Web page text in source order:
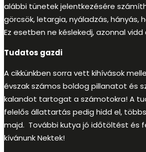
alábbi tünetek jelentkezésére
görcsök, letargia, nyáladzás, hányás,
Ez esetben ne késlekedj, azonnal
Tudatos gazdi
A cikkünkben sorra vett kihívások
évszak számos boldog pillanatot és
kalandot tartogat a számotokra! A
felelős állattartás pedig hidd el,
majd. További kutya jó időtöltést és
kívánunk Nektek!